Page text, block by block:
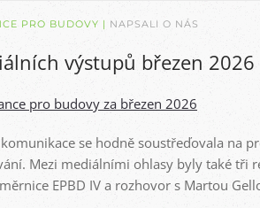
PRO BUDOVY | NAPSALI O NÁS
výstupů březen 2026
pro budovy za březen 2026
se hodně soustřeďovala na
Mezi mediálními ohlasy byly také tři
EPBD IV a rozhovor s Martou